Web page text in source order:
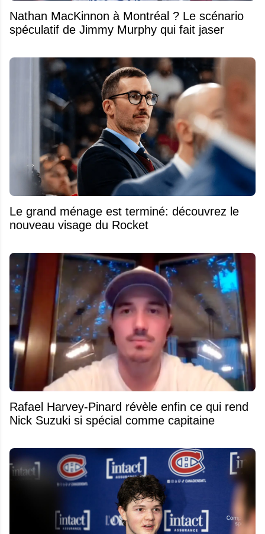
Nathan MacKinnon à Montréal ? Le scénario
spéculatif de Jimmy Murphy qui fait jaser
Le grand ménage est terminé: découvrez le
nouveau visage du Rocket
Rafael Harvey-Pinard révèle enfin ce qui rend
Nick Suzuki si spécial comme capitaine